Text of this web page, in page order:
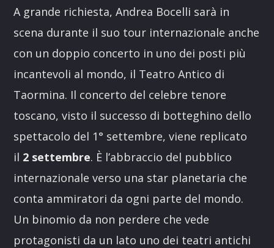
A grande richiesta, Andrea Bocelli sarà in
scena durante il suo tour internazionale anche
con un doppio concerto in uno dei posti più
incantevoli al mondo, il Teatro Antico di
Taormina. Il concerto del celebre tenore
toscano, visto il successo di botteghino dello
spettacolo del 1° settembre, viene replicato
il 2 settembre. È l’abbraccio del pubblico
internazionale verso una star planetaria che
conta ammiratori da ogni parte del mondo.
Un binomio da non perdere che vede
protagonisti da un lato uno dei teatri antichi